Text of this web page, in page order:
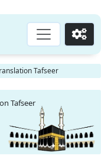
Go
Tafseer
Tafseer